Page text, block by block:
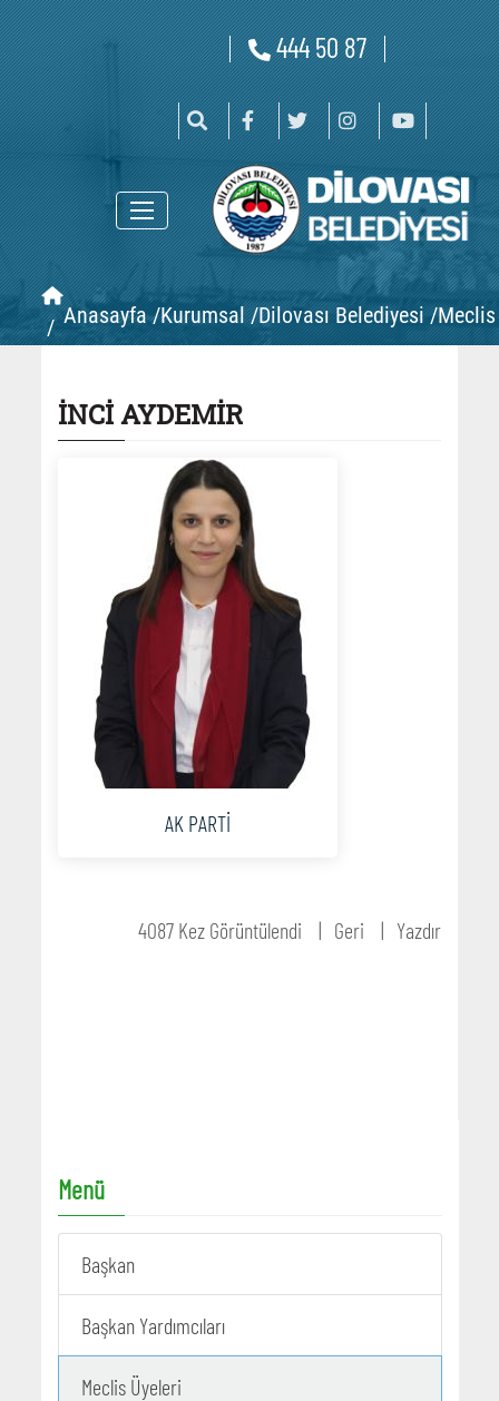
444 50 87
/Anasayfa /Kurumsal /Dilovası Belediyesi /
İNCİ AYDEMİR
AK PARTİ
4087 Kez Görüntülendi Geri Yazdır
Menü
Başkan
Başkan Yardımcıları
Meclis Üyeleri